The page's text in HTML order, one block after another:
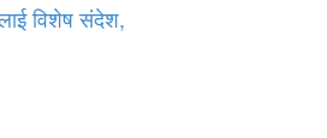
विशेष संदेश,